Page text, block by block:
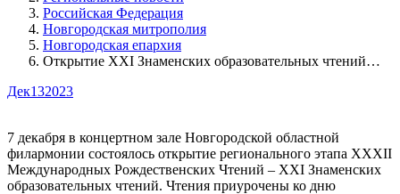
Российская Федерация
Новгородская митрополия
Новгородская епархия
Открытие XXI Знаменских образовательных чтений…
Дек132023
7 декабря в концертном зале Новгородской областной
филармонии состоялось открытие регионального этапа XXXII
Международных Рождественских Чтений – XXI Знаменских
образовательных чтений. Чтения приурочены ко дню